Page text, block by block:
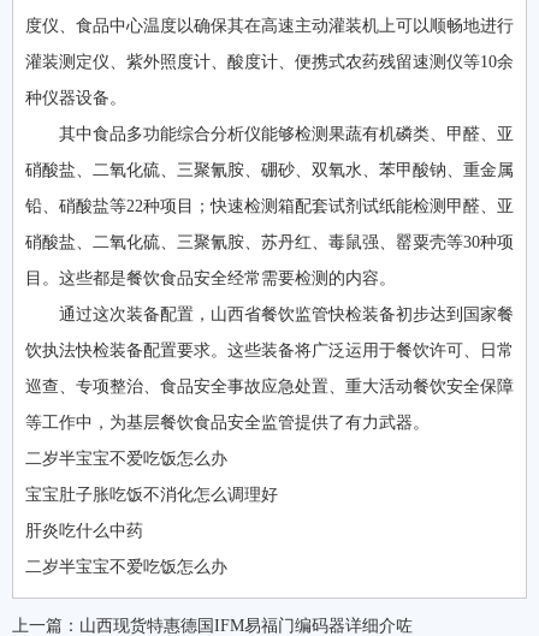
度仪、食品中心温度以确保其在高速主动灌装机上可以顺畅地进行
灌装测定仪、紫外照度计、酸度计、便携式农药残留速测仪等10余
种仪器设备。
其中食品多功能综合分析仪能够检测果蔬有机磷类、甲醛、亚
硝酸盐、二氧化硫、三聚氰胺、硼砂、双氧水、苯甲酸钠、重金属
铅、硝酸盐等22种项目；快速检测箱配套试剂试纸能检测甲醛、亚
硝酸盐、二氧化硫、三聚氰胺、苏丹红、毒鼠强、罂粟壳等30种项
目。这些都是餐饮食品安全经常需要检测的内容。
通过这次装备配置，山西省餐饮监管快检装备初步达到国家餐
饮执法快检装备配置要求。这些装备将广泛运用于餐饮许可、日常
巡查、专项整治、食品安全事故应急处置、重大活动餐饮安全保障
等工作中，为基层餐饮食品安全监管提供了有力武器。
二岁半宝宝不爱吃饭怎么办
宝宝肚子胀吃饭不消化怎么调理好
肝炎吃什么中药
二岁半宝宝不爱吃饭怎么办
上一篇： 山西现货特惠德国IFM易福门编码器详细介咗